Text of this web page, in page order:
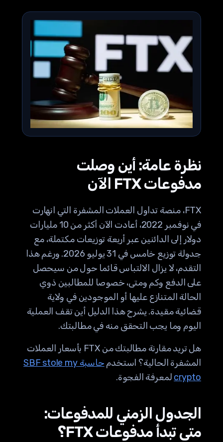
نظرة عامة: أين وصلت
مدفوعات FTX الآن
FTX، منصة تداول العملات المشفرة التي انهارت
في نوفمبر 2022، أعادت الآن أكثر من 10 مليارات
دولار إلى الدائنين عبر أربعة توزيعات مكتملة، مع
جدولة توزيع خامس في 31 يوليو 2026. ورغم هذا
التقدم، لا يزال الالتباس قائما حول من سيحصل
على الدفع وكم ومتى، خصوصا للمطالبين ذوي
الحالة المتنازع عليها أو الموجودين في ولاية
قضائية مقيدة. يشرح هذا الدليل أين تقف العملية
اليوم وما يجب التحقق منه في مطالبتك.
هل تريد مقارنة مطالبتك من FTX بأسعار العملات
المشفرة الحالية؟ استخدم
حاسبة SBF stole my
crypto لمعرفة الفجوة.
الجدول الزمني للمدفوعات:
متى تبدأ مدفوعات FTX؟